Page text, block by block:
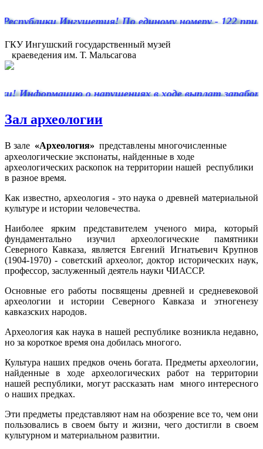
Ингушетия! По единому номеру - 122 при
ГКУ Ингушский государственный музей
краеведения им. Т. Мальсагова
Информацию о нарушениях в ходе выплат
Зал археологии
В зале «Археология» представлены многочисленные
археологические экспонаты, найденные в ходе
археологических раскопок на территории нашей республики
в разное время.
Как известно, археология - это наука о древней материальной
культуре и истории человечества.
Наиболее ярким представителем ученого мира, который
фундаментально изучил археологические памятники
Северного Кавказа, является Евгений Игнатьевич Крупнов
(1904-1970) - советский археолог, доктор исторических наук,
профессор, заслуженный деятель науки ЧИАССР.
Основные его работы посвящены древней и средневековой
археологии и истории Северного Кавказа и этногенезу
кавказских народов.
Археология как наука в нашей республике возникла недавно,
но за короткое время она добилась многого.
Культура наших предков очень богата. Предметы археологии,
найденные в ходе археологических работ на территории
нашей республики, могут рассказать нам много интересного
о наших предках.
Эти предметы представляют нам на обозрение все то, чем они
пользовались в своем быту и жизни, чего достигли в своем
культурном и материальном развитии.